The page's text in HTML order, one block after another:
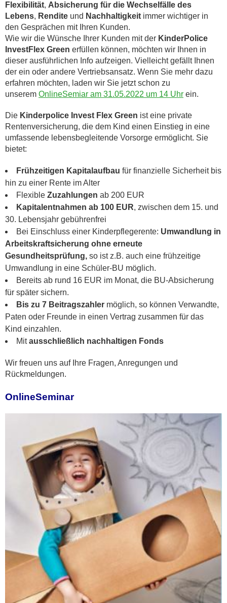
Flexibilität, Absicherung für die Wechselfälle des
Lebens, Rendite und Nachhaltigkeit immer wichtiger in
den Gesprächen mit Ihren Kunden.
Wie wir die Wünsche Ihrer Kunden mit der KinderPolice
InvestFlex Green erfüllen können, möchten wir Ihnen in
dieser ausführlichen Info aufzeigen. Vielleicht gefällt Ihnen
der ein oder andere Vertriebsansatz. Wenn Sie mehr dazu
erfahren möchten, laden wir Sie jetzt schon zu
unserem OnlineSemiar am 31.05.2022 um 14 Uhr ein.
Die Kinderpolice Invest Flex Green ist eine private
Rentenversicherung, die dem Kind einen Einstieg in eine
umfassende lebensbegleitende Vorsorge ermöglicht. Sie
bietet:​
Frühzeitigen Kapitalaufbau für finanzielle Sicherheit bis
hin zu einer Rente im Alter
Flexible Zuzahlungen ab 200 EUR
Kapitalentnahmen ab 100 EUR, zwischen dem 15. und
30. Lebensjahr gebührenfrei
Bei Einschluss einer Kinderpflegerente: Umwandlung in
Arbeitskraftsicherung ohne erneute
Gesundheitsprüfung​, so ist z.B. auch eine frühzeitige
Umwandlung in eine Schüler-BU möglich.
Bereits ab rund 16 EUR im Monat, die BU-Absicherung
für später sichern.
Bis zu 7 Beitragszahler möglich​, so können Verwandte,
Paten oder Freunde in einen Vertrag zusammen für das
Kind einzahlen.
Mitausschließlich nachhaltigen Fonds
Wir freuen uns auf Ihre Fragen, Anregungen und
Rückmeldungen.
OnlineSeminar